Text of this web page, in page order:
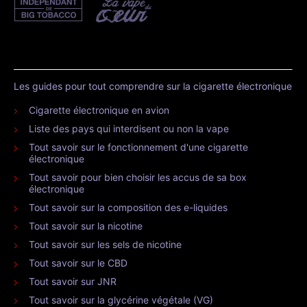
Les guides pour tout comprendre sur la cigarette électronique
Cigarette électronique en avion
Liste des pays qui interdisent ou non la vape
Tout savoir sur le fonctionnement d'une cigarette
électronique
Tout savoir pour bien choisir les accus de sa box
électronique
Tout savoir sur la composition des e-liquides
Tout savoir sur la nicotine
Tout savoir sur les sels de nicotine
Tout savoir sur le CBD
Tout savoir sur JNR
Tout savoir sur la glycérine végétale (VG)